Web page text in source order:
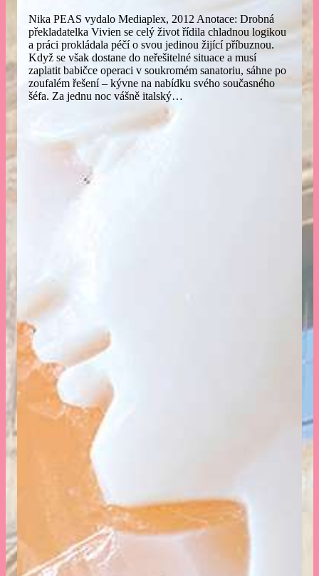
Nika PEAS vydalo Mediaplex, 2012 Anotace: Drobná
překladatelka Vivien se celý život řídila chladnou logikou
a práci prokládala péčí o svou jedinou žijící příbuznou.
Když se však dostane do neřešitelné situace a musí
zaplatit babičce operaci v soukromém sanatoriu, sáhne po
zoufalém řešení – kývne na nabídku svého současného
šéfa. Za jednu noc vášně italský…